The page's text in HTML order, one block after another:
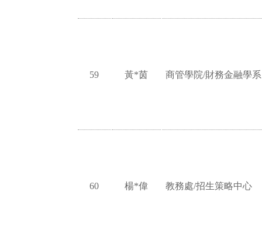
59 黃*茵 商管學院/財務金融學系
60 楊*偉 教務處/招生策略中心